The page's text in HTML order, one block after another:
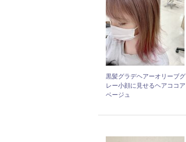
黒髪グラデヘアーオリーブグ
レー小顔に見せるヘアココア
ベージュ